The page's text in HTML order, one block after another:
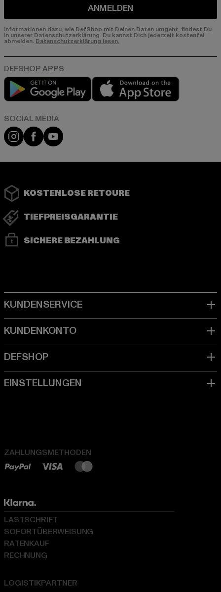
ANMELDEN
Informationen dazu, wie DefShop mit Deinen Daten umgeht, findest Du
in unserer Datenschutzerklärung. Du kannst Dich jederzeit kostenfei
abmelden. Datenschutzerklärung lesen.
Play market
Instagram
FacebookYouTube
KOSTENLOSE RETOURE
TIEFPREISGARANTIE
SICHERE BEZAHLUNG
ZAHLUNGSMETHODEN
LOGISTIKPARTNER
LASTSCHRIFT
SOFORTÜBERWEISUNG
RATENKAUF
RECHNUNG